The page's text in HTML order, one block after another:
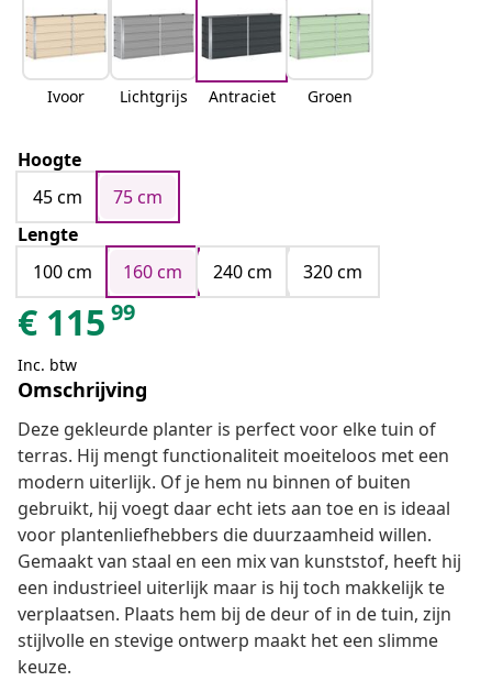
Ivoor Lichtgrijs Antraciet Groen
Hoogte
45 cm
75 cm
Lengte
100 cm
160 cm 240 cm 320 cm
€ 115 99
Inc. btw
Omschrijving
Deze gekleurde planter is perfect voor elke tuin of
terras. Hij mengt functionaliteit moeiteloos met een
modern uiterlijk. Of je hem nu binnen of buiten
gebruikt, hij voegt daar echt iets aan toe en is ideaal
voor plantenliefhebbers die duurzaamheid willen.
Gemaakt van staal en een mix van kunststof, heeft hij
een industrieel uiterlijk maar is hij toch makkelijk te
verplaatsen. Plaats hem bij de deur of in de tuin, zijn
stijlvolle en stevige ontwerp maakt het een slimme
keuze.